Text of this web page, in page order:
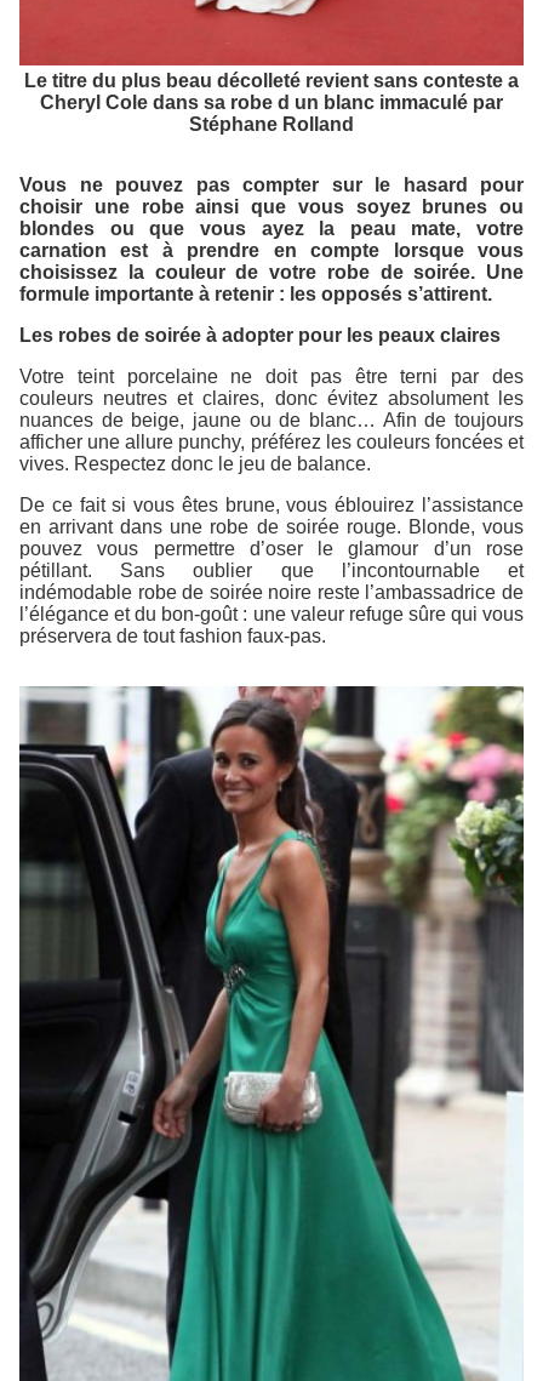
Le titre du plus beau décolleté revient sans conteste a
Cheryl Cole dans sa robe d un blanc immaculé par
Stéphane Rolland
Vous ne pouvez pas compter sur le hasard pour
choisir une robe ainsi que vous soyez brunes ou
blondes ou que vous ayez la peau mate, votre
carnation est à prendre en compte lorsque vous
choisissez la couleur de votre robe de soirée. Une
formule importante à retenir : les opposés s’attirent.
Les robes de soirée à adopter pour les peaux claires
Votre teint porcelaine ne doit pas être terni par des
couleurs neutres et claires, donc évitez absolument les
nuances de beige, jaune ou de blanc… Afin de toujours
afficher une allure punchy, préférez les couleurs foncées et
vives. Respectez donc le jeu de balance.
De ce fait si vous êtes brune, vous éblouirez l’assistance
en arrivant dans une robe de soirée rouge. Blonde, vous
pouvez vous permettre d’oser le glamour d’un rose
pétillant. Sans oublier que l’incontournable et
indémodable robe de soirée noire reste l’ambassadrice de
l’élégance et du bon-goût : une valeur refuge sûre qui vous
préservera de tout fashion faux-pas.